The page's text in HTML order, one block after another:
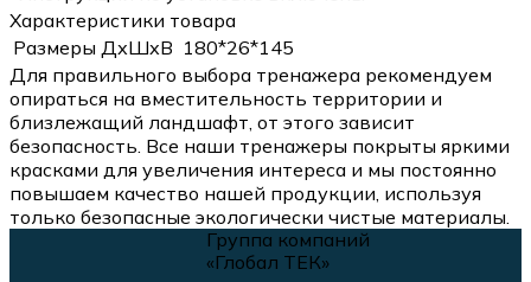
Характеристики товара
Размеры ДхШхВ 180*26*145
Для правильного выбора тренажера рекомендуем
опираться на вместительность территории и
близлежащий ландшафт, от этого зависит
безопасность. Все наши тренажеры покрыты яркими
красками для увеличения интереса и мы постоянно
повышаем качество нашей продукции, используя
только безопасные экологически чистые материалы.
Группа компаний
«Глобал ТЕК»